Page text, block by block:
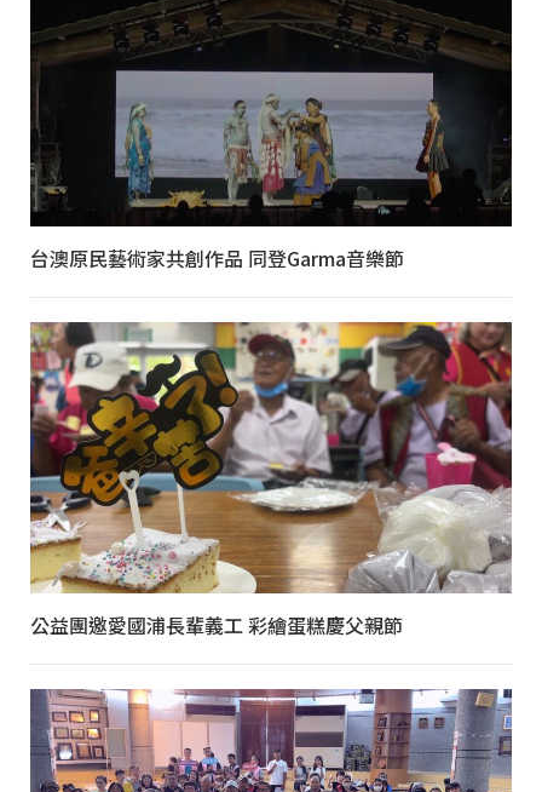
台澳原民藝術家共創作品 同登Garma音樂節
公益團邀愛國浦長輩義工 彩繪蛋糕慶父親節